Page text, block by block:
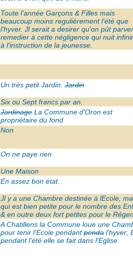
Toute l'année Garçons & Filles mais
beaucoup moins reguliérement l'été que
l'hyver. Jl serait a desirer qu'on pût
remedier à cette négligence qui nuit
à l'instruction de la jeunesse.
Un très petit Jardin. Jardin
Six ou Sept francs par an.
Jardinage La Commune d'Oron est
propriétaire du fond
Non
On ne paye rien
Une Maison
En assez bon état.
Jl y a une Chambre destinée à lEcole,
qui est bien petite pour le nombre des
& en outre deux fort petites pour le
A Chatillens la Commune loue une
pour tenir l'Ecole pendantpenda l'hyver;
pendant l'été elle se fait dans l'Eglise.